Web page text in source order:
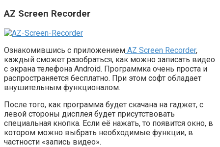
AZ Screen Recorder
Ознакомившись с приложением AZ Screen Recorder,
каждый сможет разобраться, как можно записать видео
с экрана телефона Android. Программка очень проста и
распространяется бесплатно. При этом софт обладает
внушительным функционалом.
После того, как программа будет скачана на гаджет, с
левой стороны дисплея будет присутствовать
специальная кнопка. Если её нажать, то появится окно, в
котором можно выбрать необходимые функции, в
частности «запись видео».